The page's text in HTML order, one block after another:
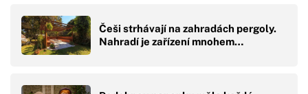
Češi strhávají na zahradách pergoly.
Nahradí je zařízení mnohem…